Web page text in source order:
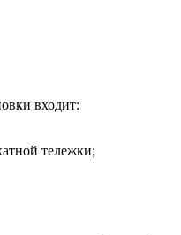
входит:
тележки;